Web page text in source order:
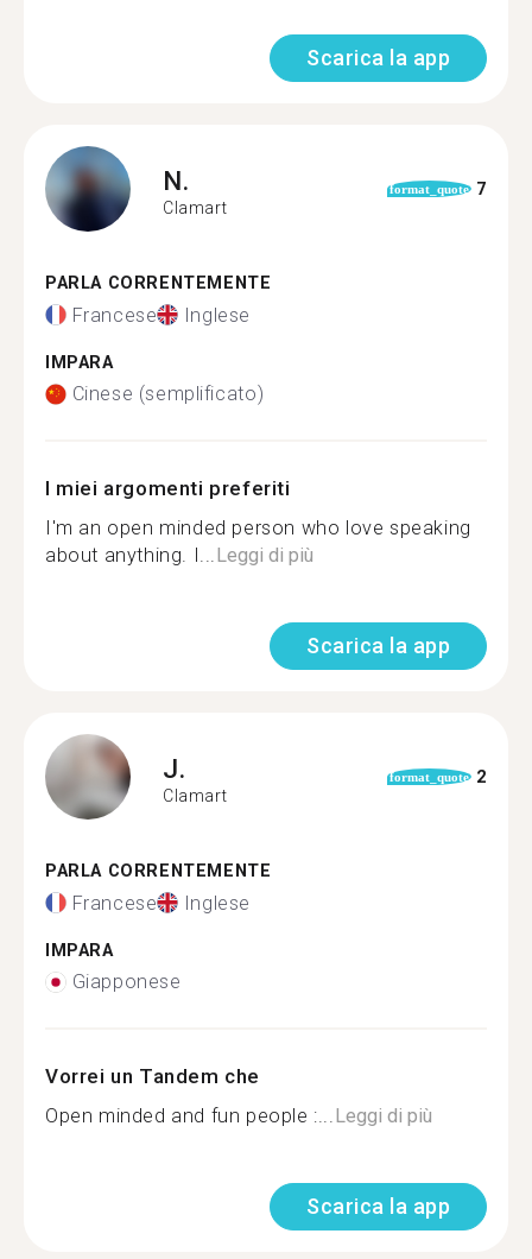
Scarica la app
N.
Clamart
format_quote 7
PARLA CORRENTEMENTE
Francese Inglese
IMPARA
Cinese (semplificato)
I miei argomenti preferiti
I'm an open minded person who love speaking
about anything. I...Leggi di più
Scarica la app
J.
Clamart
format_quote 2
PARLA CORRENTEMENTE
Francese Inglese
IMPARA
Giapponese
Vorrei un Tandem che
Open minded and fun people :...Leggi di più
Scarica la app